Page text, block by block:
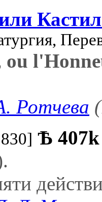
ou
Ротчева
Ѣ 407k